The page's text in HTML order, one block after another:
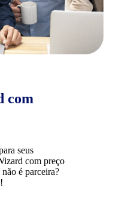
com
seus
com preço
é parceira?